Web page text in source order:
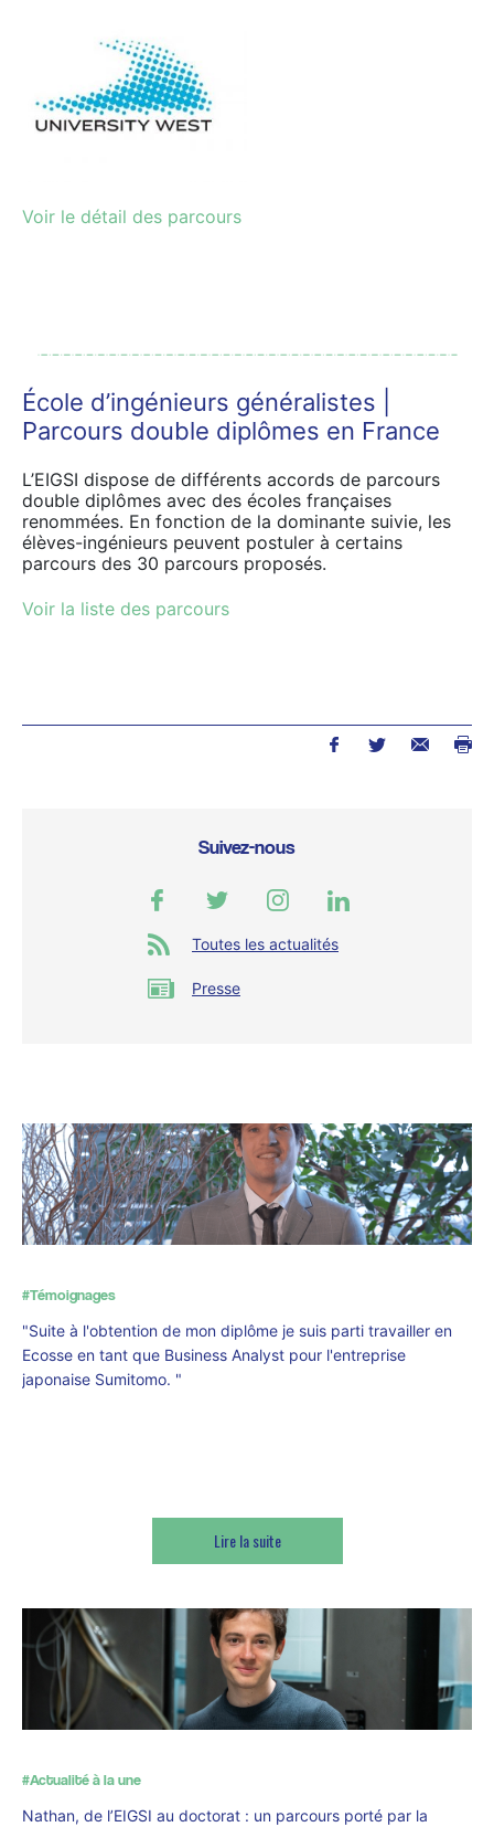
Voir le détail des parcours
École d’ingénieurs généralistes |
Parcours double diplômes en France
L’EIGSI dispose de différents accords de parcours
double diplômes avec des écoles françaises
renommées. En fonction de la dominante suivie, les
élèves-ingénieurs peuvent postuler à certains
parcours des 30 parcours proposés.
Voir la liste des parcours
Suivez-nous
Toutes les actualités
Presse
#Témoignages
"Suite à l'obtention de mon diplôme je suis parti travailler en
Ecosse en tant que Business Analyst pour l'entreprise
japonaise Sumitomo. "
Lire la suite
#Actualité à la une
Nathan, de l’EIGSI au doctorat : un parcours porté par la